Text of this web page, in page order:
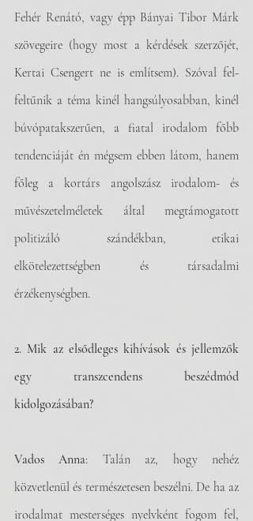
Fehér Renátó, vagy épp Bányai Tibor Márk
szövegeire (hogy most a kérdések szerzőjét,
Kertai Csengert ne is említsem). Szóval fel-
feltűnik a téma kinél hangsúlyosabban, kinél
búvópatakszerűen, a fiatal irodalom főbb
tendenciáját én mégsem ebben látom, hanem
főleg a kortárs angolszász irodalom- és
művészetelméletek által megtámogatott
politizáló szándékban, etikai
elkötelezettségben és társadalmi
érzékenységben.
2. Mik az elsődleges kihívások és jellemzők
egy transzcendens beszédmód
kidolgozásában?
Vados Anna: Talán az, hogy nehéz
közvetlenül és természetesen beszélni. De ha az
irodalmat mesterséges nyelvként fogom fel,